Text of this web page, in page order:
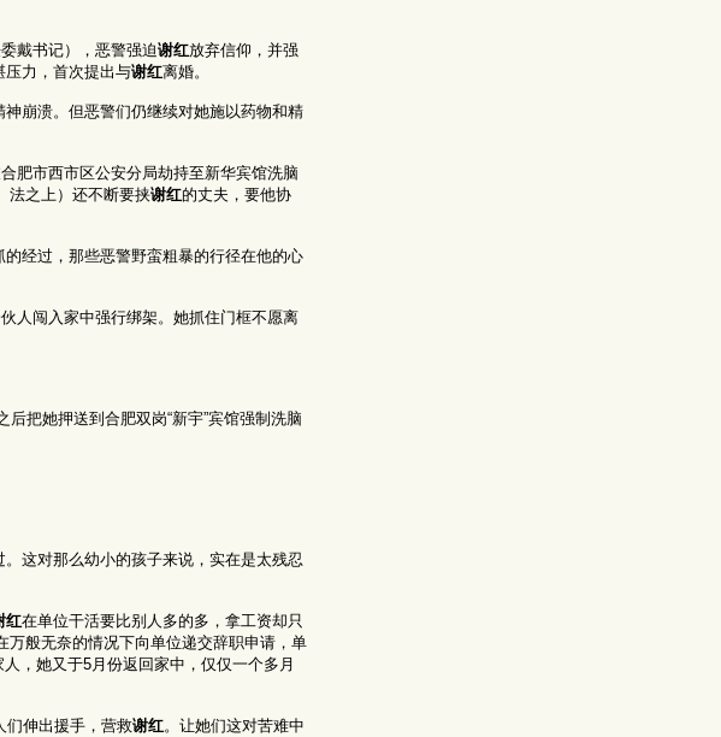
戴书记），恶警强迫谢红放弃信仰，并强
压力，首次提出与谢红离婚。
神崩溃。但恶警们仍继续对她施以药物和精
肥市西市区公安分局劫持至新华宾馆洗脑
法之上）还不断要挟谢红的丈夫，要他协
经过，那些恶警野蛮粗暴的行径在他的心
人闯入家中强行绑架。她抓住门框不愿离
把她押送到合肥双岗“新宇”宾馆强制洗脑
这对那么幼小的孩子来说，实在是太残忍
红在单位干活要比别人多的多，拿工资却只
万般无奈的情况下向单位递交辞职申请，单
，她又于5月份返回家中，仅仅一个多月
们伸出援手，营救谢红。让她们这对苦难中